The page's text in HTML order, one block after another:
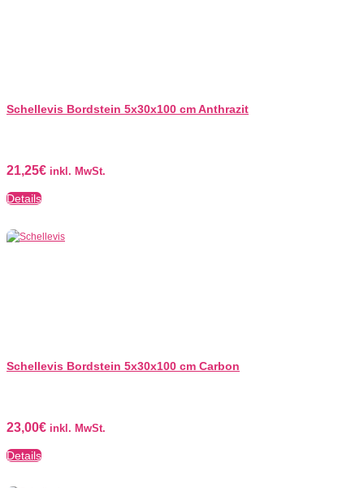
Schellevis Bordstein 5x30x100 cm Anthrazit
21,25€ inkl. MwSt.
Details
Schellevis Bordstein 5x30x100 cm Carbon
23,00€ inkl. MwSt.
Details